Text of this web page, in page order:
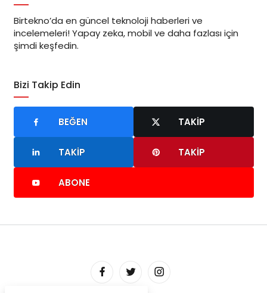
Birtekno’da en güncel teknoloji haberleri ve
incelemeleri! Yapay zeka, mobil ve daha fazlası için
şimdi keşfedin.
Bizi Takip Edin
BEĞEN TAKIP
TAKIP TAKIP
ABONE